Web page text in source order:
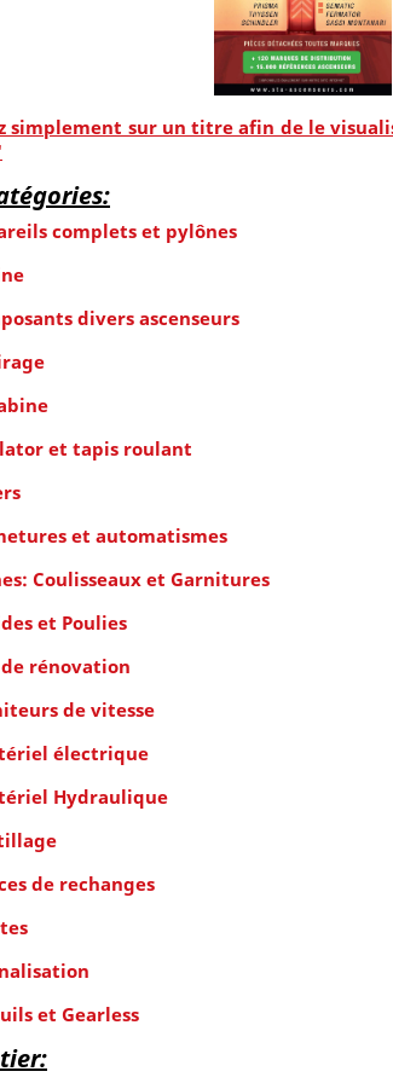
simplement sur un titre afin de le
complets et pylônes
divers ascenseurs
et tapis roulant
et automatismes
Coulisseaux et Garnitures
et Poulies
rénovation
de vitesse
électrique
Hydraulique
de rechanges
et Gearless